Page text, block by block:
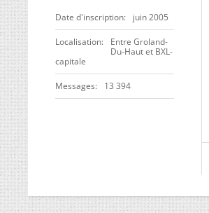
Date d'inscription juin 2005
Localisation
Entre Groland-
Du-Haut et BXL-
capitale
Messages 13 394